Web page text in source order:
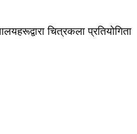
चित्रकला प्रतियोगिता